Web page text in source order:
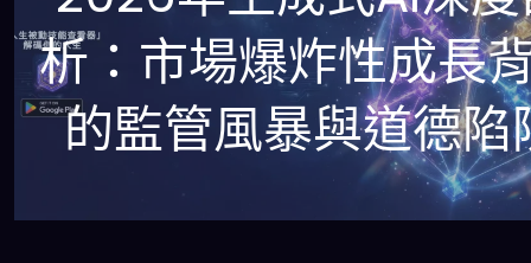
析：市場爆炸性成長
的監管風暴與道德陷